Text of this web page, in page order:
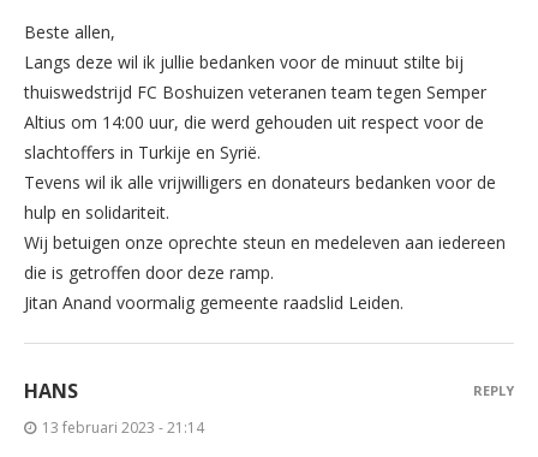
Beste allen,
Langs deze wil ik jullie bedanken voor de minuut stilte bij
thuiswedstrijd FC Boshuizen veteranen team tegen Semper
Altius om 14:00 uur, die werd gehouden uit respect voor de
slachtoffers in Turkije en Syrië.
Tevens wil ik alle vrijwilligers en donateurs bedanken voor de
hulp en solidariteit.
Wij betuigen onze oprechte steun en medeleven aan iedereen
die is getroffen door deze ramp.
Jitan Anand voormalig gemeente raadslid Leiden.
HANS
13 februari 2023 - 21:14
REPLY